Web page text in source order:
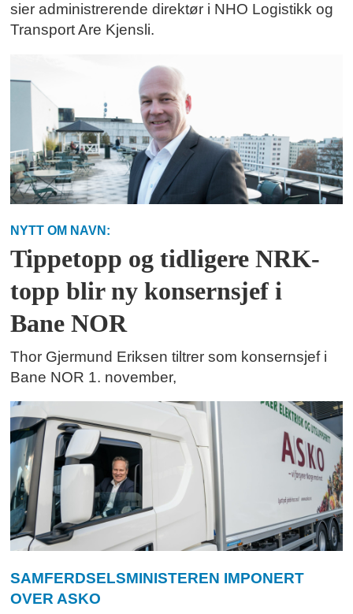
sier administrerende direktør i NHO Logistikk og
Transport Are Kjensli.
NYTT OM NAVN:
Tippetopp og tidligere NRK-
topp blir ny konsernsjef i
Bane NOR
Thor Gjermund Eriksen tiltrer som konsernsjef i
Bane NOR 1. november,
SAMFERDSELSMINISTEREN IMPONERT
OVER ASKO